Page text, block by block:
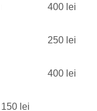
400 lei
250 lei
400 lei
150 lei